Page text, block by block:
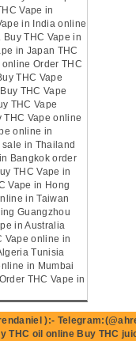
Vape in
in India online
THC Vape in
in Japan THC
Order THC
THC Vape
THC Vape
THC Vape
Vape online
online in
in Thailand
Bangkok order
THC Vape in
Vape in Hong
in Taiwan
Guangzhou
in Australia
Vape online in
Tunisia
in Mumbai
THC Vape in
):-
THC oil online Buy THC